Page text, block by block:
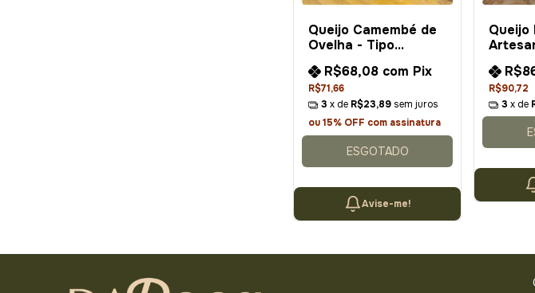
Queijo Camembé de
Ovelha - Tipo
R$71,66
R$68,08 com Pix
3 x de R$23,89 sem juros
ou 15% OFF com assinatura
ESGOTADO
Avise-me!
Queijo
R$90,72
3 x de